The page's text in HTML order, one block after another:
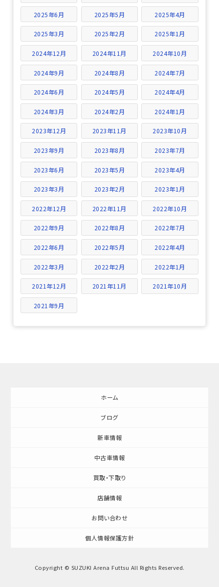
2025年6月 2025年5月 2025年4月
2025年3月 2025年2月 2025年1月
2024年12月 2024年11月 2024年10月
2024年9月 2024年8月 2024年7月
2024年6月 2024年5月 2024年4月
2024年3月 2024年2月 2024年1月
2023年12月 2023年11月 2023年10月
2023年9月 2023年8月 2023年7月
2023年6月 2023年5月 2023年4月
2023年3月 2023年2月 2023年1月
2022年12月 2022年11月 2022年10月
2022年9月 2022年8月 2022年7月
2022年6月 2022年5月 2022年4月
2022年3月 2022年2月 2022年1月
2021年12月 2021年11月 2021年10月
2021年9月
ホーム
ブログ
新車情報
中古車情報
買取・下取り
店舗情報
お問い合わせ
個人情報保護方針
Copyright © SUZUKI Arena Futtsu All Rights Reserved.